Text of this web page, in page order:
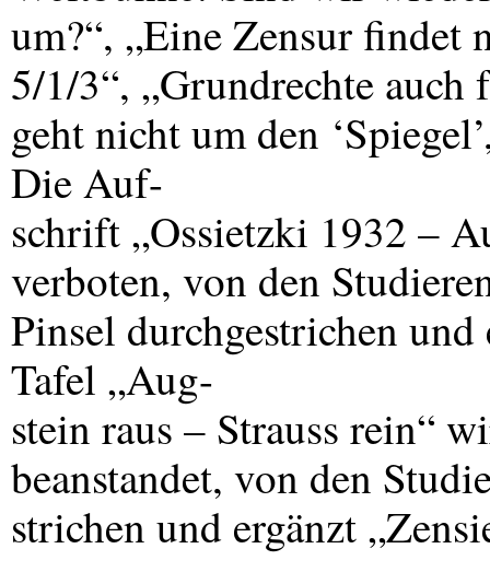
um?“, „Eine Zensur
5/1/3“, „Grundrechte auch
geht nicht um den
Die Auf-
schrift „Ossietzki 1932 –
verboten, von den
Pinsel durchgestrichen
Tafel „Aug-
stein raus – Strauss rein“
beanstandet, von den
strichen und ergänzt